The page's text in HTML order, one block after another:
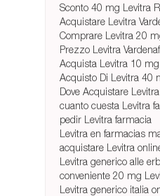
Sconto 40 mg Levitra
Acquistare Levitra
Comprare Levitra 20
Prezzo Levitra
Acquista Levitra 10
Acquisto Di Levitra 40
Dove Acquistare
cuanto cuesta Levitra
pedir Levitra farmacia
Levitra en farmacias
acquistare Levitra
Levitra generico alle
conveniente 20 mg
Levitra generico italia